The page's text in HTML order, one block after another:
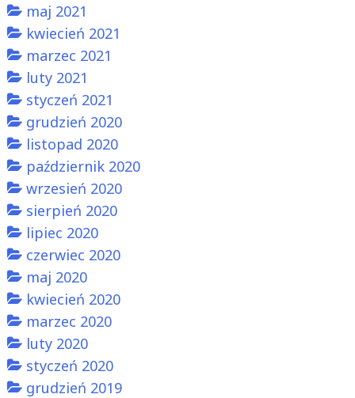
maj 2021
kwiecień 2021
marzec 2021
luty 2021
styczeń 2021
grudzień 2020
listopad 2020
październik 2020
wrzesień 2020
sierpień 2020
lipiec 2020
czerwiec 2020
maj 2020
kwiecień 2020
marzec 2020
luty 2020
styczeń 2020
grudzień 2019